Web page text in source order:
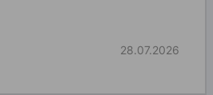
28.07.2026